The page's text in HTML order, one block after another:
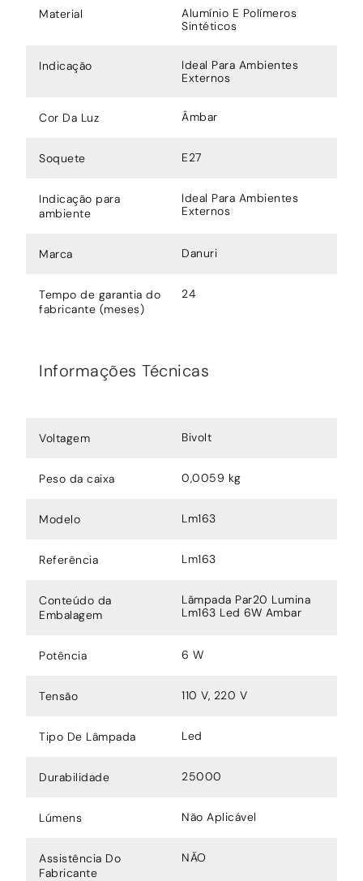
Material
Alumínio E Polímeros
Sintéticos
Indicação
Ideal Para Ambientes
Externos
Cor Da Luz Âmbar
Soquete E27
Indicação para
ambiente
Ideal Para Ambientes
Externos
Marca Danuri
Tempo de garantia do
fabricante (meses)
24
Informações Técnicas
Voltagem Bivolt
Peso da caixa 0,0059 kg
Modelo Lm163
Referência Lm163
Conteúdo da
Embalagem
Lâmpada Par20 Lumina
Lm163 Led 6W Ambar
Potência 6 W
Tensão 110 V, 220 V
Tipo De Lâmpada Led
Durabilidade 25000
Lúmens Não Aplicável
Assistência Do
Fabricante
NÃO